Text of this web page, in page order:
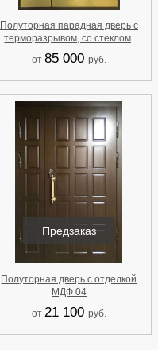
Полуторная парадная дверь с
терморазрывом, со стеклом,
МДФ шпон для дома 79
от 85 000 руб.
Предзаказ
Полуторная дверь с отделкой
МДФ 04
от 21 100 руб.